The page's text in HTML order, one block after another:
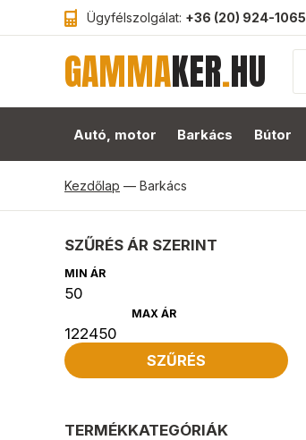
Ügyfélszolgálat: +36 (20) 924-1065
GAMMAKER.HU
Autó, motor Barkács Bútor
Kezdőlap — Barkács
SZŰRÉS ÁR SZERINT
MIN ÁR
MAX ÁR
SZŰRÉS
TERMÉKKATEGÓRIÁK